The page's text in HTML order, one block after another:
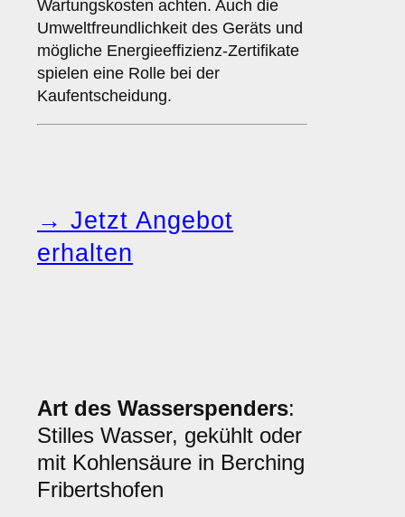
Wartungskosten achten. Auch die
Umweltfreundlichkeit des Geräts und
mögliche Energieeffizienz-Zertifikate
spielen eine Rolle bei der
Kaufentscheidung.
→ Jetzt Angebot
erhalten
Art des Wasserspenders:
Stilles Wasser, gekühlt oder
mit Kohlensäure in Berching
Fribertshofen